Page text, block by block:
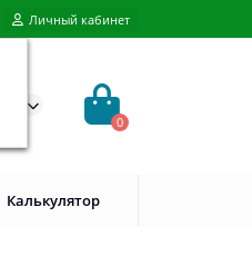
Личный кабинет
0
Калькулятор